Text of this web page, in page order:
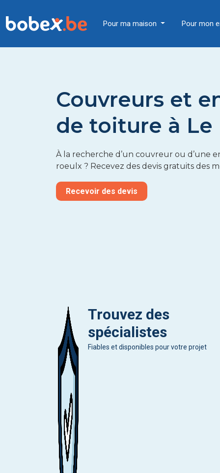
Pour ma maison Pour mon
Couvreurs et
de toiture à Le
À la recherche d’un couvreur ou d’une
roeulx ? Recevez des devis gratuits des
Recevoir des devis
Trouvez des
spécialistes
Fiables et disponibles pour votre projet